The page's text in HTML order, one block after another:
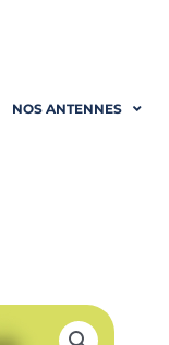
NOS ANTENNES